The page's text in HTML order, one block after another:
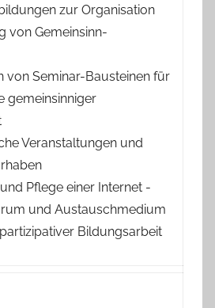
zur Organisation
von Gemeinsinn-
von Seminar-Bausteinen für
gemeinsinniger
Veranstaltungen und
Pflege einer Internet -
und Austauschmedium
Bildungsarbeit